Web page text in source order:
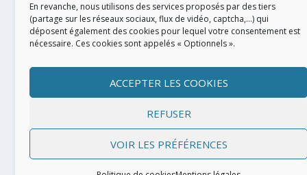
En revanche, nous utilisons des services proposés par des tiers
(partage sur les réseaux sociaux, flux de vidéo, captcha,...) qui
déposent également des cookies pour lequel votre consentement est
nécessaire. Ces cookies sont appelés « Optionnels ».
ACCEPTER LES COOKIES
REFUSER
VOIR LES PRÉFÉRENCES